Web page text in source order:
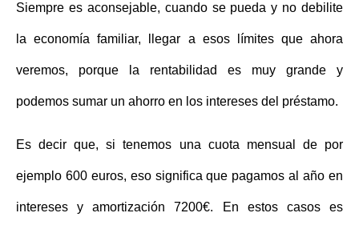
Siempre es aconsejable, cuando se pueda y no debilite
la economía familiar, llegar a esos límites que ahora
veremos, porque la rentabilidad es muy grande y
podemos sumar un ahorro en los intereses del préstamo.
Es decir que, si tenemos una cuota mensual de por
ejemplo 600 euros, eso significa que pagamos al año en
intereses y amortización 7200€. En estos casos es